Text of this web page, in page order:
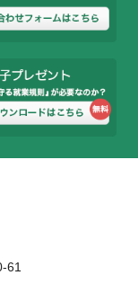
61